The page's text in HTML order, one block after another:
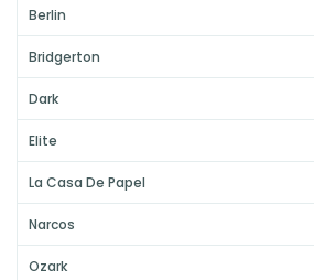
Berlin
Bridgerton
Dark
Elite
La Casa De Papel
Narcos
Ozark